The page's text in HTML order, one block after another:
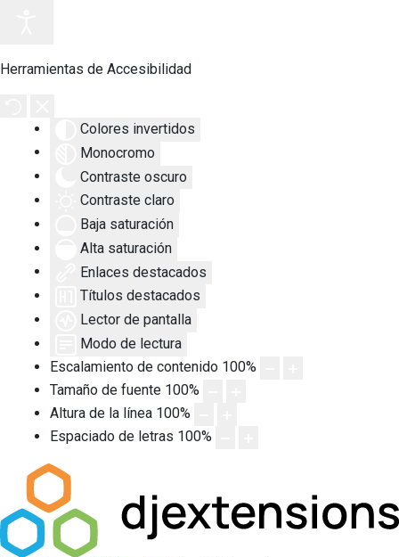
Herramientas de Accesibilidad
Colores invertidos
Monocromo
Contraste oscuro
Contraste claro
Baja saturación
Alta saturación
Enlaces destacados
Títulos destacados
Lector de pantalla
Modo de lectura
Escalamiento de contenido 100%
Tamaño de fuente 100%
Altura de la línea 100%
Espaciado de letras 100%